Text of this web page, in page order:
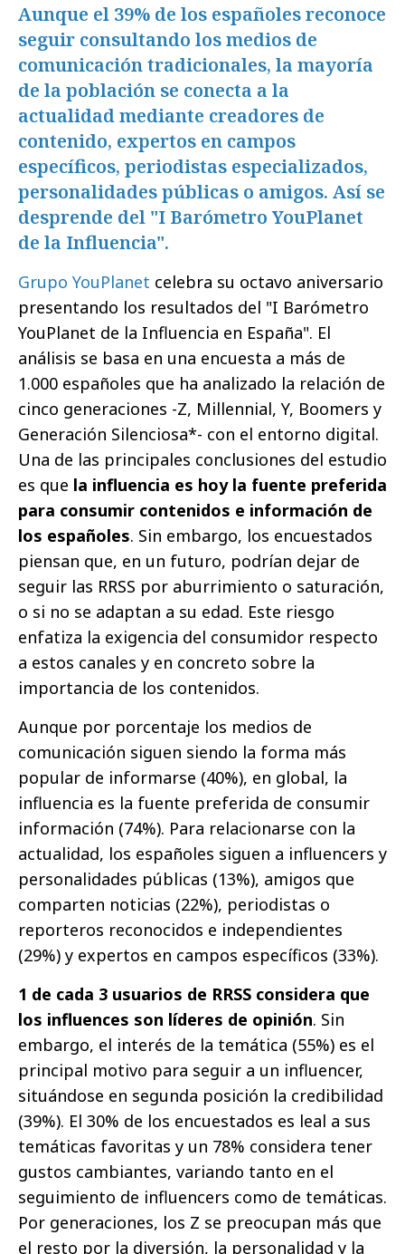
Aunque el 39% de los españoles reconoce
seguir consultando los medios de
comunicación tradicionales, la mayoría
de la población se conecta a la
actualidad mediante creadores de
contenido, expertos en campos
específicos, periodistas especializados,
personalidades públicas o amigos. Así se
desprende del "I Barómetro YouPlanet
de la Influencia".
Grupo YouPlanet celebra su octavo aniversario
presentando los resultados del "I Barómetro
YouPlanet de la Influencia en España". El
análisis se basa en una encuesta a más de
1.000 españoles que ha analizado la relación de
cinco generaciones -Z, Millennial, Y, Boomers y
Generación Silenciosa*- con el entorno digital.
Una de las principales conclusiones del estudio
es que la influencia es hoy la fuente preferida
para consumir contenidos e información de
los españoles. Sin embargo, los encuestados
piensan que, en un futuro, podrían dejar de
seguir las RRSS por aburrimiento o saturación,
o si no se adaptan a su edad. Este riesgo
enfatiza la exigencia del consumidor respecto
a estos canales y en concreto sobre la
importancia de los contenidos.
Aunque por porcentaje los medios de
comunicación siguen siendo la forma más
popular de informarse (40%), en global, la
influencia es la fuente preferida de consumir
información (74%). Para relacionarse con la
actualidad, los españoles siguen a influencers y
personalidades públicas (13%), amigos que
comparten noticias (22%), periodistas o
reporteros reconocidos e independientes
(29%) y expertos en campos específicos (33%).
1 de cada 3 usuarios de RRSS considera que
los influences son líderes de opinión. Sin
embargo, el interés de la temática (55%) es el
principal motivo para seguir a un influencer,
situándose en segunda posición la credibilidad
(39%). El 30% de los encuestados es leal a sus
temáticas favoritas y un 78% considera tener
gustos cambiantes, variando tanto en el
seguimiento de influencers como de temáticas.
Por generaciones, los Z se preocupan más que
el resto por la diversión, la personalidad y la